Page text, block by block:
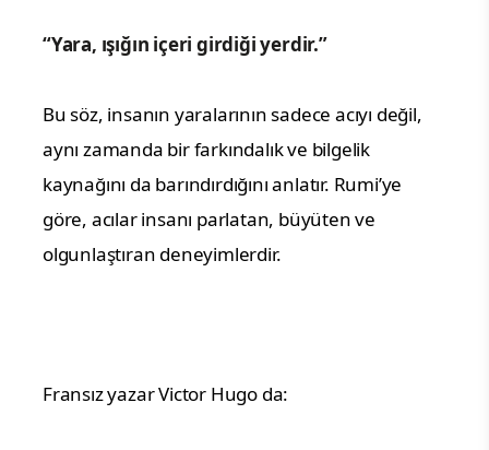
“Yara, ışığın içeri girdiği yerdir.”
Bu söz, insanın yaralarının sadece acıyı değil,
aynı zamanda bir farkındalık ve bilgelik
kaynağını da barındırdığını anlatır. Rumi’ye
göre, acılar insanı parlatan, büyüten ve
olgunlaştıran deneyimlerdir.
Fransız yazar Victor Hugo da: